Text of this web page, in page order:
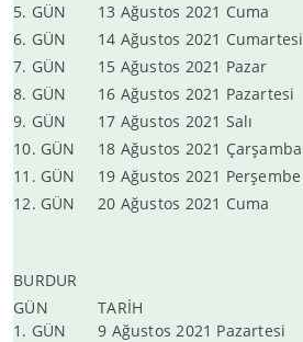
5. GÜN
13 Ağustos 2021 Cuma
6. GÜN
14 Ağustos 2021 Cumartesi
7. GÜN
15 Ağustos 2021 Pazar
8. GÜN
16 Ağustos 2021 Pazartesi
9. GÜN
17 Ağustos 2021 Salı
10. GÜN
18 Ağustos 2021 Çarşamba
11. GÜN
19 Ağustos 2021 Perşembe
12. GÜN
20 Ağustos 2021 Cuma
BURDUR
GÜN
TARİH
1. GÜN
9 Ağustos 2021 Pazartesi